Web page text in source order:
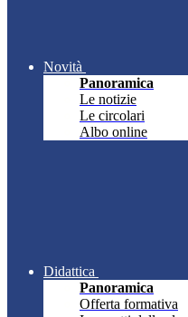
Novità
Panoramica
Le notizie
Le circolari
Albo online
Didattica
Panoramica
Offerta formativa